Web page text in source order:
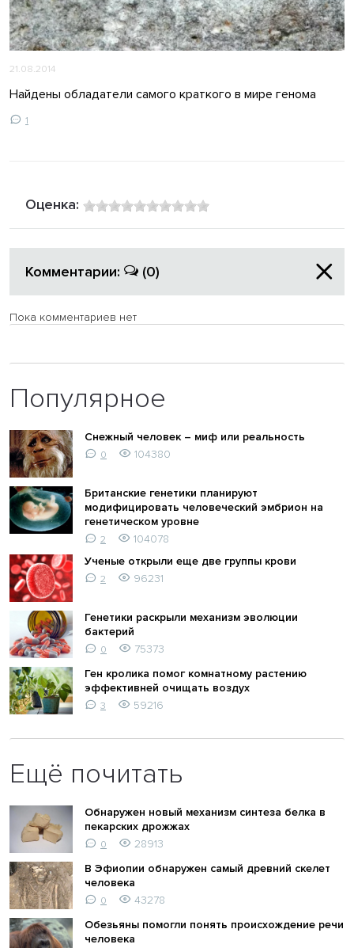
21.08.2014
Найдены обладатели самого краткого в мире генома
1
Оценка:
Комментарии: (0)
Пока комментариев нет
Популярное
Снежный человек – миф или реальность
0 104380
Британские генетики планируют
модифицировать человеческий эмбрион на
генетическом уровне
2
104078
Ученые открыли еще две группы крови
2 96231
Генетики раскрыли механизм эволюции
бактерий
0
75373
Ген кролика помог комнатному растению
эффективней очищать воздух
3 59216
Ещё почитать
Обнаружен новый механизм синтеза белка в
пекарских дрожжах
0
28913
В Эфиопии обнаружен самый древний скелет
человека
0
43278
Обезьяны помогли понять происхождение речи
человека